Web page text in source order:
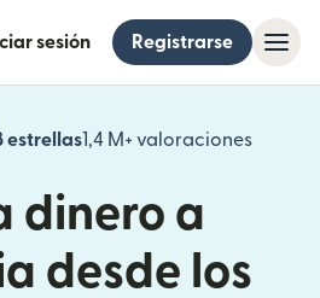
sesión Registrarse
estrellas1,4 M+ valoraciones
(se
dinero a
desde los